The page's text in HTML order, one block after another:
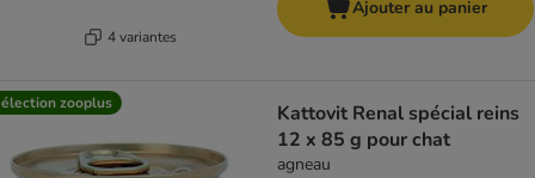
4 variantes
Ajouter au panier
zooplus
Kattovit Renal spécial reins
12 x 85 g pour chat
agneau